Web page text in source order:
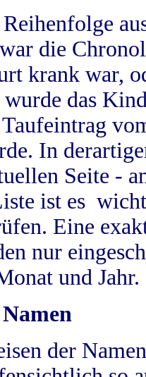
die
krank war,
das
Taufeintrag
In
Seite -
ist es
Eine
nur
und Jahr.
der